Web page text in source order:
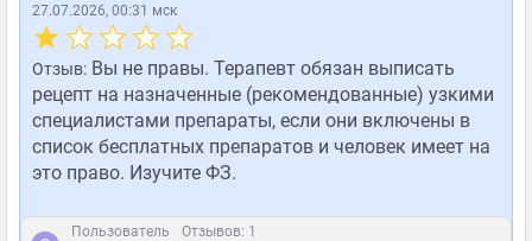
27.07.2026, 00:31 мск
Отзыв: Вы не правы. Терапевт обязан выписать
рецепт на назначенные (рекомендованные) узкими
специалистами препараты, если они включены в
список бесплатных препаратов и человек имеет на
это право. Изучите ФЗ.
Пользователь
Отзывов: 1